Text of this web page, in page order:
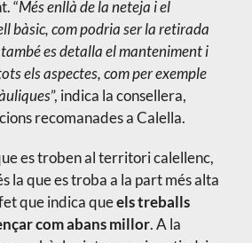
“Més enllà de la neteja i el
bàsic, com podria ser la retirada
es detalla el manteniment i
els aspectes, com per exemple
”, indica la consellera,
recomanades a Calella.
es troben al territori calellenc,
la que es troba a la part més alta
que indica queels treballs
com abans millor. A la